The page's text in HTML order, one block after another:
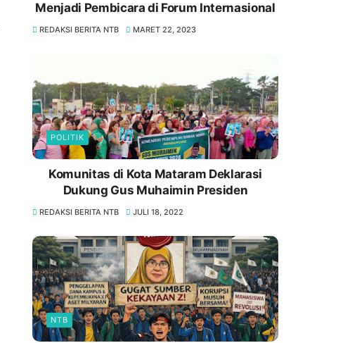
Menjadi Pembicara di Forum Internasional
REDAKSI BERITA NTB MARET 22, 2023
POLITIK
Komunitas di Kota Mataram Deklarasi
Dukung Gus Muhaimin Presiden
REDAKSI BERITA NTB JULI 18, 2022
NTB